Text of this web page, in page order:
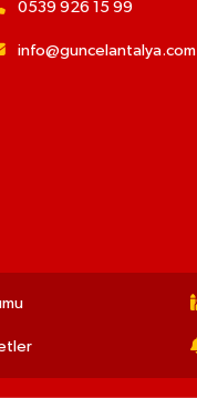
0539 926 15 99
info@guncelantalya.com